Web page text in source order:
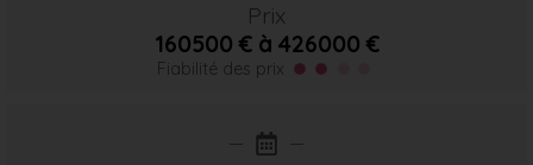
Prix
160500 € à 426000 €
Fiabilité des prix